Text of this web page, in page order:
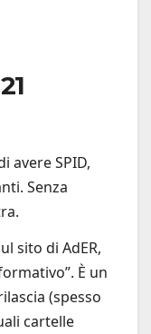
avere SPID,
Senza
sito di AdER,
È un
(spesso
cartelle